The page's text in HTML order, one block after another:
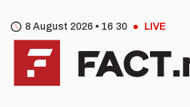
8 August 2026 • 16 30 LIVE